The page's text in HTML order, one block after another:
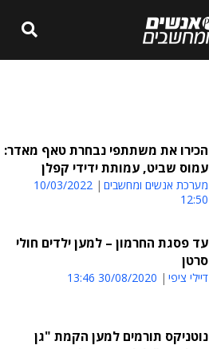
הכירו את משתתפי נבחרת טאף מאדר:
עמוס שביט, עמותת ידידי קפלן
מערכת אנשים ומחשבים
10/03/2022
12:50
עד פסגת החרמון – למען ילדים חולי
סרטן
דיילי ציפי 30/08/2020 13:46
נוטניקס תורמים למען הקמת "גן